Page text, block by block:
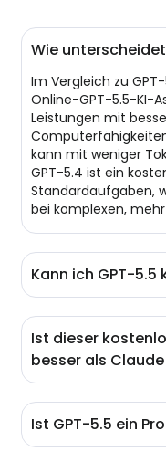
Wie
Im Vergleich zu
Online-GPT-5.5-KI-
Leistungen mit
kann mit weniger
GPT-5.4 ist ein
Standardaufgaben,
bei komplexen,
Kann ich GPT-
kannst du es mit
200k Tokens auf
Registrierung oder
mehr kostenlose
Ist dieser
besser als
Webrecherche und
Claude Opus 4.7
Ist GPT-5.5 ein